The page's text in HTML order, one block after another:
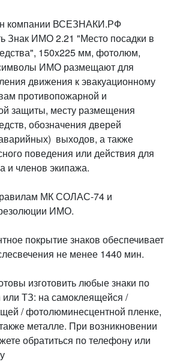
компании ВСЕЗНАКИ.РФ
Знак ИМО 2.21 "Место посадки в
150x225 мм, фотолюм,
ИМО размещают для
движения к эвакуационному
противопожарной и
защиты, месту размещения
обозначения дверей
выходов, а также
поведения или действия для
и членов экипажа.
МК СОЛАС-74 и
ИМО.
покрытие знаков обеспечивает
не менее 1440 мин.
изготовить любые знаки по
ТЗ: на самоклеящейся /
/ фотолюминесцентной пленке,
металле. При возникновении
обратиться по телефону или